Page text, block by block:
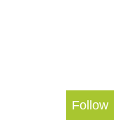
Follow